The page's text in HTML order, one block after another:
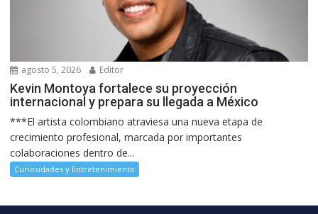
agosto 5, 2026 Editor
Kevin Montoya fortalece su proyección
internacional y prepara su llegada a México
***El artista colombiano atraviesa una nueva etapa de
crecimiento profesional, marcada por importantes
colaboraciones dentro de...
Curiosidades y Entretenimiento